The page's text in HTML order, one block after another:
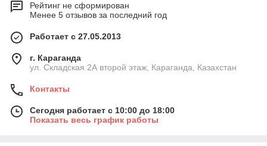
Рейтинг не сформирован
Менее 5 отзывов за последний год
Работает с 27.05.2013
г. Караганда
ул. Складская 2А второй этаж, Караганда, Казахстан
Контакты
Сегодня работает с 10:00 до 18:00
Показать весь график работы